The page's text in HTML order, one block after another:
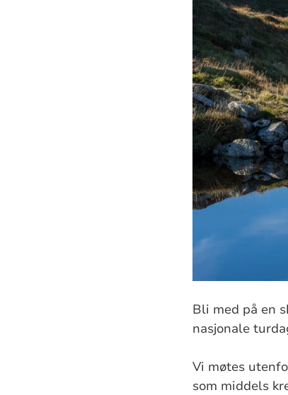
Bli med på en
nasjonale
Vi møtes
som middels